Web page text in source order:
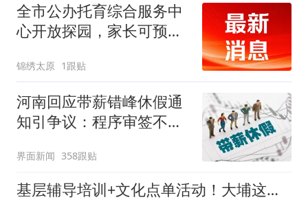
全市公办托育综合服务中
心开放探园，家长可预约
锦绣太原 1跟贴
河南回应带薪错峰休假通
知引争议：程序审签不规
界面新闻 358跟贴
基层辅导培训+文化点单活动！大埔这场活动干货满满